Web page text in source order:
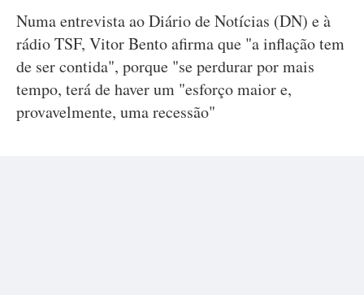
Numa entrevista ao Diário de Notícias (DN) e à
rádio TSF, Vitor Bento afirma que "a inflação tem
de ser contida", porque "se perdurar por mais
tempo, terá de haver um "esforço maior e,
provavelmente, uma recessão"